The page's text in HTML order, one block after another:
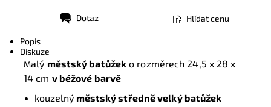
Dotaz Hlídat cenu
Popis
Diskuze
Malý městský batůžek o rozměrech 24,5 x 28 x
14 cm v béžové barvě
kouzelný městský středně velký batůžek